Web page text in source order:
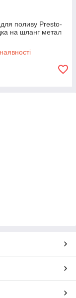
для поливу Presto-
на шланг метал